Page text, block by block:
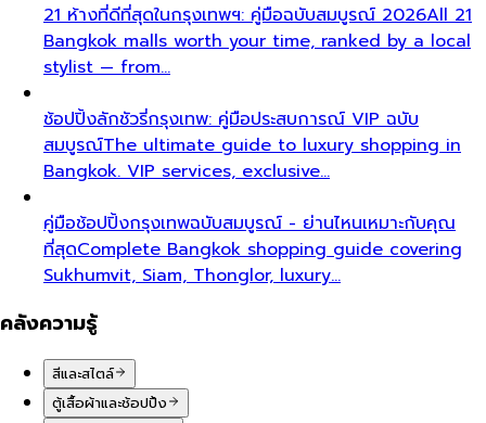
21 ห้างที่ดีที่สุดในกรุงเทพฯ: คู่มือฉบับสมบูรณ์ 2026All 21
Bangkok malls worth your time, ranked by a local
stylist — from…
ช้อปปิ้งลักชัวรี่กรุงเทพ: คู่มือประสบการณ์ VIP ฉบับ
สมบูรณ์The ultimate guide to luxury shopping in
Bangkok. VIP services, exclusive…
คู่มือช้อปปิ้งกรุงเทพฉบับสมบูรณ์ - ย่านไหนเหมาะกับคุณ
ที่สุดComplete Bangkok shopping guide covering
Sukhumvit, Siam, Thonglor, luxury…
คลังความรู้
สีและสไตล์
ตู้เสื้อผ้าและช้อปปิ้ง